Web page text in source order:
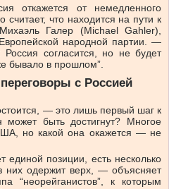
откажется от немедленного
что находится на пути к
Галер (Michael Gahler),
народной партии. —
согласится, но не будет
бывало в прошлом”.
с Россией
— это лишь первый шаг к
быть достигнут? Многое
но какой она окажется — не
единой позиции, есть несколько
них одержит верх, — объясняет
“неорейганистов”, к которым